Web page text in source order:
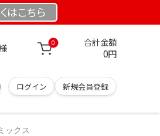
はこちら
0 合計金額
0円
ログイン 新規会員登録
ックス